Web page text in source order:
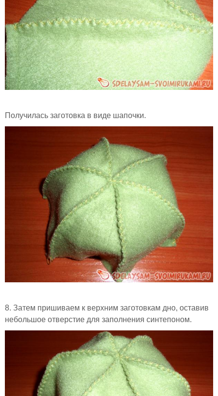
Получилась заготовка в виде шапочки.
8. Затем пришиваем к верхним заготовкам дно, оставив
небольшое отверстие для заполнения синтепоном.